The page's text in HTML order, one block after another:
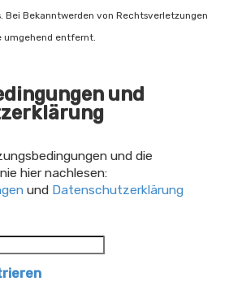
Bei Bekanntwerden von Rechtsverletzungen
umgehend entfernt.
und
und die
hier nachlesen:
und Datenschutzerklärung